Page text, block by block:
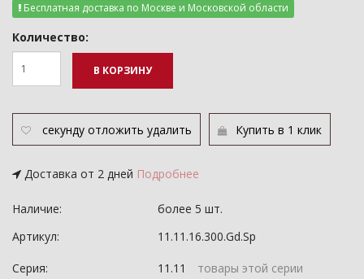
Бесплатная доставка по Москве и Московской области
Количество:
В КОРЗИНУ
секунду отложить удалить Купить в 1 клик
Доставка от 2 дней Подробнее
Наличие:
более 5 шт.
Артикул:
11.11.16.300.Gd.Sp
Серия: 11.11 товары этой серии